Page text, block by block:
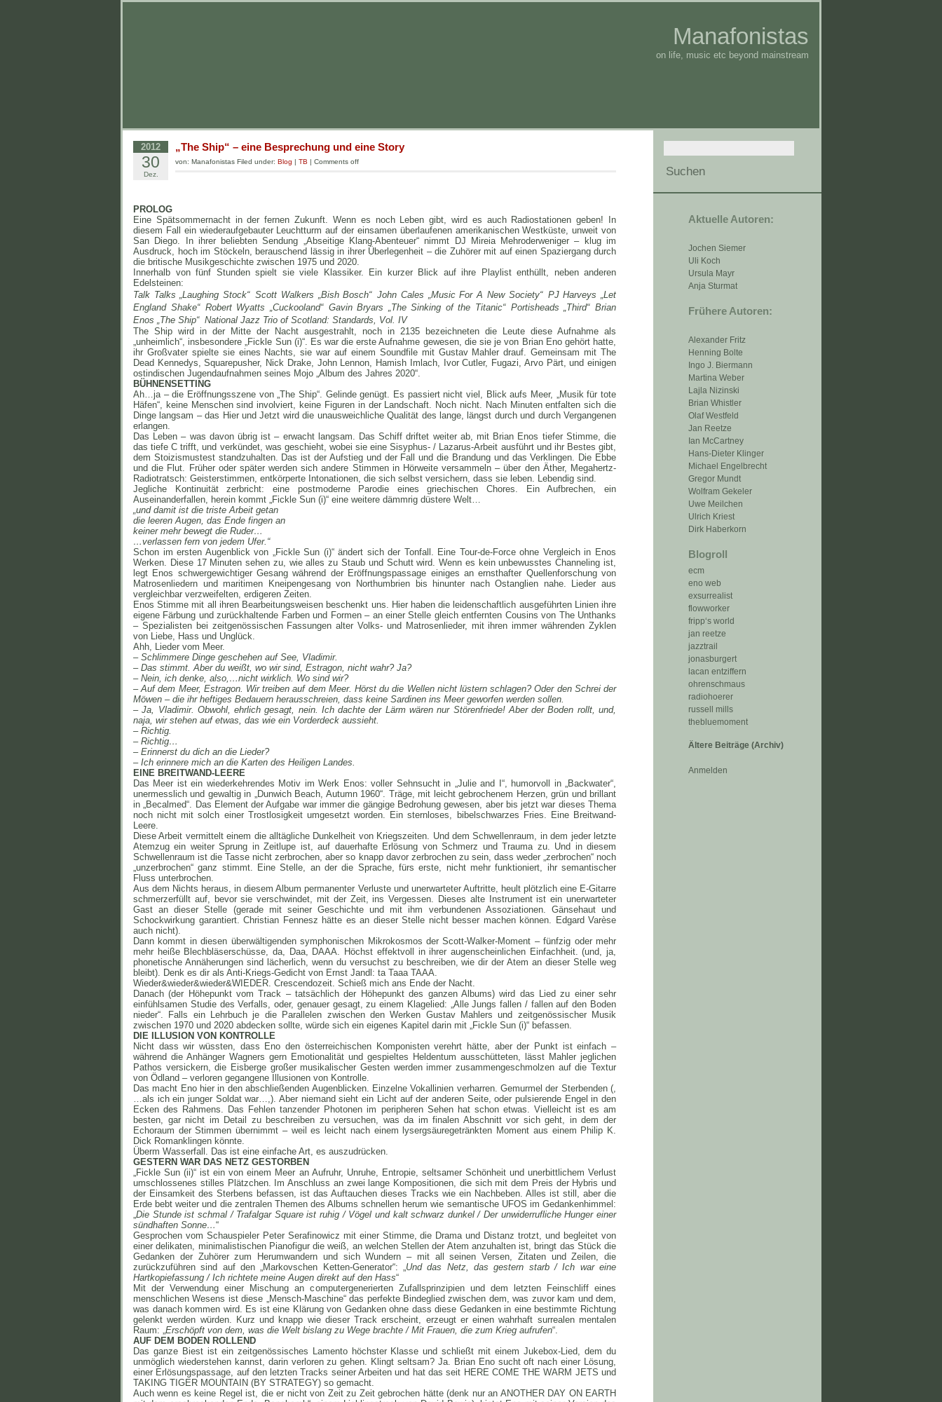
Manafonistas
on life, music etc beyond mainstream
Aktuelle Autoren:
Jochen Siemer
Uli Koch
Ursula Mayr
Anja Sturmat
Frühere Autoren:
Alexander Fritz
Henning Bolte
Ingo J. Biermann
Martina Weber
Lajla Nizinski
Brian Whistler
Olaf Westfeld
Jan Reetze
Ian McCartney
Hans-Dieter Klinger
Michael Engelbrecht
Gregor Mundt
Wolfram Gekeler
Uwe Meilchen
Ulrich Kriest
Dirk Haberkorn
Blogroll
ecm
eno web
exsurrealist
flowworker
fripp‘s world
jan reetze
jazztrail
jonasburgert
lacan entziffern
ohrenschmaus
radiohoerer
russell mills
thebluemoment
Ältere Beiträge (Archiv)
Anmelden
2012
30
Dez.
„The Ship“ – eine Besprechung und eine Story
von: Manafonistas Filed under: Blog | TB | Comments off
PROLOG
Eine Spätsommernacht in der fernen Zukunft. Wenn es noch Leben gibt, wird es auch Radiostationen geben! In
diesem Fall ein wiederaufgebauter Leuchtturm auf der einsamen überlaufenen amerikanischen Westküste, unweit von
San Diego. In ihrer beliebten Sendung „Abseitige Klang-Abenteuer“ nimmt DJ Mireia Mehroderweniger – klug im
Ausdruck, hoch im Stöckeln, berauschend lässig in ihrer Überlegenheit – die Zuhörer mit auf einen Spaziergang durch
die britische Musikgeschichte zwischen 1975 und 2020.
Innerhalb von fünf Stunden spielt sie viele Klassiker. Ein kurzer Blick auf ihre Playlist enthüllt, neben anderen
Edelsteinen:
Talk Talks „Laughing Stock“ Scott Walkers „Bish Bosch“ John Cales „Music For A New Society“ PJ Harveys „Let
England Shake“ Robert Wyatts „Cuckooland“ Gavin Bryars „The Sinking of the Titanic“ Portisheads „Third“ Brian
Enos „The Ship“ National Jazz Trio of Scotland: Standards, Vol. IV
The Ship wird in der Mitte der Nacht ausgestrahlt, noch in 2135 bezeichneten die Leute diese Aufnahme als
„unheimlich“, insbesondere „Fickle Sun (i)“. Es war die erste Aufnahme gewesen, die sie je von Brian Eno gehört hatte,
ihr Großvater spielte sie eines Nachts, sie war auf einem Soundfile mit Gustav Mahler drauf. Gemeinsam mit The
Dead Kennedys, Squarepusher, Nick Drake, John Lennon, Hamish Imlach, Ivor Cutler, Fugazi, Arvo Pärt, und einigen
ostindischen Jugendaufnahmen seines Mojo „Album des Jahres 2020“.
BÜHNENSETTING
Ah…ja – die Eröffnungsszene von „The Ship“. Gelinde genügt. Es passiert nicht viel, Blick aufs Meer, „Musik für tote
Häfen“, keine Menschen sind involviert, keine Figuren in der Landschaft. Noch nicht. Nach Minuten entfalten sich die
Dinge langsam – das Hier und Jetzt wird die unausweichliche Qualität des lange, längst durch und durch Vergangenen
erlangen.
Das Leben – was davon übrig ist – erwacht langsam. Das Schiff driftet weiter ab, mit Brian Enos tiefer Stimme, die
das tiefe C trifft, und verkündet, was geschieht, wobei sie eine Sisyphus- / Lazarus-Arbeit ausführt und ihr Bestes gibt,
dem Stoizismustest standzuhalten. Das ist der Aufstieg und der Fall und die Brandung und das Verklingen. Die Ebbe
und die Flut. Früher oder später werden sich andere Stimmen in Hörweite versammeln – über den Äther, Megahertz-
Radiotratsch: Geisterstimmen, entkörperte Intonationen, die sich selbst versichern, dass sie leben. Lebendig sind.
Jegliche Kontinuität zerbricht: eine postmoderne Parodie eines griechischen Chores. Ein Aufbrechen, ein
Auseinanderfallen, herein kommt „Fickle Sun (i)“ eine weitere dämmrig düstere Welt…
„und damit ist die triste Arbeit getan
die leeren Augen, das Ende fingen an
keiner mehr bewegt die Ruder…
…verlassen fern von jedem Ufer.“
Schon im ersten Augenblick von „Fickle Sun (i)“ ändert sich der Tonfall. Eine Tour-de-Force ohne Vergleich in Enos
Werken. Diese 17 Minuten sehen zu, wie alles zu Staub und Schutt wird. Wenn es kein unbewusstes Channeling ist,
legt Enos schwergewichtiger Gesang während der Eröffnungspassage einiges an ernsthafter Quellenforschung von
Matrosenliedern und maritimen Kneipengesang von Northumbrien bis hinunter nach Ostanglien nahe. Lieder aus
vergleichbar verzweifelten, erdigeren Zeiten.
Enos Stimme mit all ihren Bearbeitungsweisen beschenkt uns. Hier haben die leidenschaftlich ausgeführten Linien ihre
eigene Färbung und zurückhaltende Farben und Formen – an einer Stelle gleich entfernten Cousins von The Unthanks
– Spezialisten bei zeitgenössischen Fassungen alter Volks- und Matrosenlieder, mit ihren immer währenden Zyklen
von Liebe, Hass und Unglück.
Ahh, Lieder vom Meer.
– Schlimmere Dinge geschehen auf See, Vladimir.
– Das stimmt. Aber du weißt, wo wir sind, Estragon, nicht wahr? Ja?
– Nein, ich denke, also,…nicht wirklich. Wo sind wir?
– Auf dem Meer, Estragon. Wir treiben auf dem Meer. Hörst du die Wellen nicht lüstern schlagen? Oder den Schrei der
Möwen – die ihr heftiges Bedauern herausschreien, dass keine Sardinen ins Meer geworfen werden sollen.
– Ja, Vladimir. Obwohl, ehrlich gesagt, nein. Ich dachte der Lärm wären nur Störenfriede! Aber der Boden rollt, und,
naja, wir stehen auf etwas, das wie ein Vorderdeck aussieht.
– Richtig.
– Richtig…
– Erinnerst du dich an die Lieder?
– Ich erinnere mich an die Karten des Heiligen Landes.
EINE BREITWAND-LEERE
Das Meer ist ein wiederkehrendes Motiv im Werk Enos: voller Sehnsucht in „Julie and I“, humorvoll in „Backwater“,
unermesslich und gewaltig in „Dunwich Beach, Autumn 1960“. Träge, mit leicht gebrochenem Herzen, grün und brillant
in „Becalmed“. Das Element der Aufgabe war immer die gängige Bedrohung gewesen, aber bis jetzt war dieses Thema
noch nicht mit solch einer Trostlosigkeit umgesetzt worden. Ein sternloses, bibelschwarzes Fries. Eine Breitwand-
Leere.
Diese Arbeit vermittelt einem die alltägliche Dunkelheit von Kriegszeiten. Und dem Schwellenraum, in dem jeder letzte
Atemzug ein weiter Sprung in Zeitlupe ist, auf dauerhafte Erlösung von Schmerz und Trauma zu. Und in diesem
Schwellenraum ist die Tasse nicht zerbrochen, aber so knapp davor zerbrochen zu sein, dass weder „zerbrochen“ noch
„unzerbrochen“ ganz stimmt. Eine Stelle, an der die Sprache, fürs erste, nicht mehr funktioniert, ihr semantischer
Fluss unterbrochen.
Aus dem Nichts heraus, in diesem Album permanenter Verluste und unerwarteter Auftritte, heult plötzlich eine E-Gitarre
schmerzerfüllt auf, bevor sie verschwindet, mit der Zeit, ins Vergessen. Dieses alte Instrument ist ein unerwarteter
Gast an dieser Stelle (gerade mit seiner Geschichte und mit ihm verbundenen Assoziationen. Gänsehaut und
Schockwirkung garantiert. Christian Fennesz hätte es an dieser Stelle nicht besser machen können. Edgard Varèse
auch nicht).
Dann kommt in diesen überwältigenden symphonischen Mikrokosmos der Scott-Walker-Moment – fünfzig oder mehr
mehr heiße Blechbläserschüsse, da, Daa, DAAA. Höchst effektvoll in ihrer augenscheinlichen Einfachheit. (und, ja,
phonetische Annäherungen sind lächerlich, wenn du versuchst zu beschreiben, wie dir der Atem an dieser Stelle weg
bleibt). Denk es dir als Anti-Kriegs-Gedicht von Ernst Jandl: ta Taaa TAAA.
Wieder&wieder&wieder&WIEDER. Crescendozeit. Schieß mich ans Ende der Nacht.
Danach (der Höhepunkt vom Track – tatsächlich der Höhepunkt des ganzen Albums) wird das Lied zu einer sehr
einfühlsamen Studie des Verfalls, oder, genauer gesagt, zu einem Klagelied: „Alle Jungs fallen / fallen auf den Boden
nieder“. Falls ein Lehrbuch je die Parallelen zwischen den Werken Gustav Mahlers und zeitgenössischer Musik
zwischen 1970 und 2020 abdecken sollte, würde sich ein eigenes Kapitel darin mit „Fickle Sun (i)“ befassen.
DIE ILLUSION VON KONTROLLE
Nicht dass wir wüssten, dass Eno den österreichischen Komponisten verehrt hätte, aber der Punkt ist einfach –
während die Anhänger Wagners gern Emotionalität und gespieltes Heldentum ausschütteten, lässt Mahler jeglichen
Pathos versickern, die Eisberge großer musikalischer Gesten werden immer zusammengeschmolzen auf die Textur
von Ödland – verloren gegangene Illusionen von Kontrolle.
Das macht Eno hier in den abschließenden Augenblicken. Einzelne Vokallinien verharren. Gemurmel der Sterbenden (,
…als ich ein junger Soldat war…,). Aber niemand sieht ein Licht auf der anderen Seite, oder pulsierende Engel in den
Ecken des Rahmens. Das Fehlen tanzender Photonen im peripheren Sehen hat schon etwas. Vielleicht ist es am
besten, gar nicht im Detail zu beschreiben zu versuchen, was da im finalen Abschnitt vor sich geht, in dem der
Echoraum der Stimmen übernimmt – weil es leicht nach einem lysergsäuregetränkten Moment aus einem Philip K.
Dick Romanklingen könnte.
Überm Wasserfall. Das ist eine einfache Art, es auszudrücken.
GESTERN WAR DAS NETZ GESTORBEN
„Fickle Sun (ii)“ ist ein von einem Meer an Aufruhr, Unruhe, Entropie, seltsamer Schönheit und unerbittlichem Verlust
umschlossenes stilles Plätzchen. Im Anschluss an zwei lange Kompositionen, die sich mit dem Preis der Hybris und
der Einsamkeit des Sterbens befassen, ist das Auftauchen dieses Tracks wie ein Nachbeben. Alles ist still, aber die
Erde bebt weiter und die zentralen Themen des Albums schnellen herum wie semantische UFOS im Gedankenhimmel:
„Die Stunde ist schmal / Trafalgar Square ist ruhig / Vögel und kalt schwarz dunkel / Der unwiderrufliche Hunger einer
sündhaften Sonne…“
Gesprochen vom Schauspieler Peter Serafinowicz mit einer Stimme, die Drama und Distanz trotzt, und begleitet von
einer delikaten, minimalistischen Pianofigur die weiß, an welchen Stellen der Atem anzuhalten ist, bringt das Stück die
Gedanken der Zuhörer zum Herumwandern und sich Wundern – mit all seinen Versen, Zitaten und Zeilen, die
zurückzuführen sind auf den „Markovschen Ketten-Generator“: „Und das Netz, das gestern starb / Ich war eine
Hartkopiefassung / Ich richtete meine Augen direkt auf den Hass“
Mit der Verwendung einer Mischung an computergenerierten Zufallsprinzipien und dem letzten Feinschliff eines
menschlichen Wesens ist diese „Mensch-Maschine“ das perfekte Bindeglied zwischen dem, was zuvor kam und dem,
was danach kommen wird. Es ist eine Klärung von Gedanken ohne dass diese Gedanken in eine bestimmte Richtung
gelenkt werden würden. Kurz und knapp wie dieser Track erscheint, erzeugt er einen wahrhaft surrealen mentalen
Raum: „Erschöpft von dem, was die Welt bislang zu Wege brachte / Mit Frauen, die zum Krieg aufrufen“.
AUF DEM BODEN ROLLEND
Das ganze Biest ist ein zeitgenössisches Lamento höchster Klasse und schließt mit einem Jukebox-Lied, dem du
unmöglich wiederstehen kannst, darin verloren zu gehen. Klingt seltsam? Ja. Brian Eno sucht oft nach einer Lösung,
einer Erlösungspassage, auf den letzten Tracks seiner Arbeiten und hat das seit HERE COME THE WARM JETS und
TAKING TIGER MOUNTAIN (BY STRATEGY) so gemacht.
Auch wenn es keine Regel ist, die er nicht von Zeit zu Zeit gebrochen hätte (denk nur an ANOTHER DAY ON EARTH